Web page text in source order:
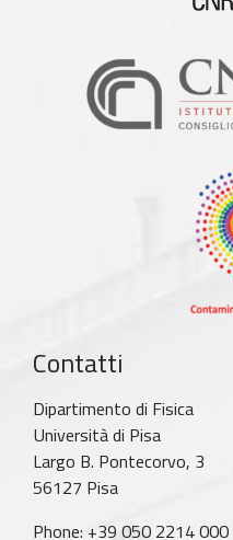
Contatti
Dipartimento di Fisica
Università di Pisa
Largo B. Pontecorvo, 3
56127 Pisa
Phone: +39 050 2214 000